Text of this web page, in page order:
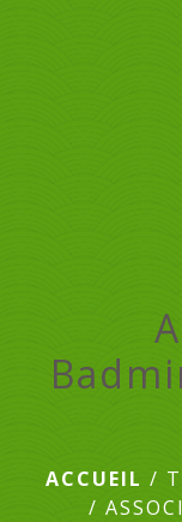
ACCUEIL /
/